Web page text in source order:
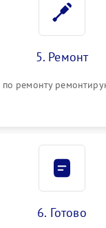
5. Ремонт
ремонту
6. Готово